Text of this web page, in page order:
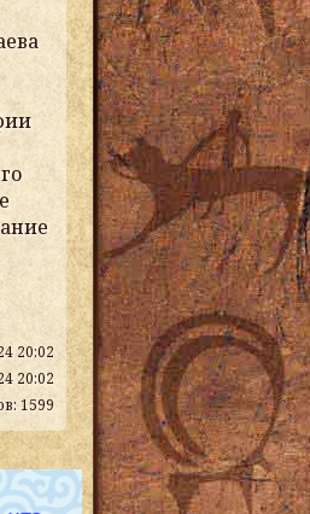
20:02
20:02
1599